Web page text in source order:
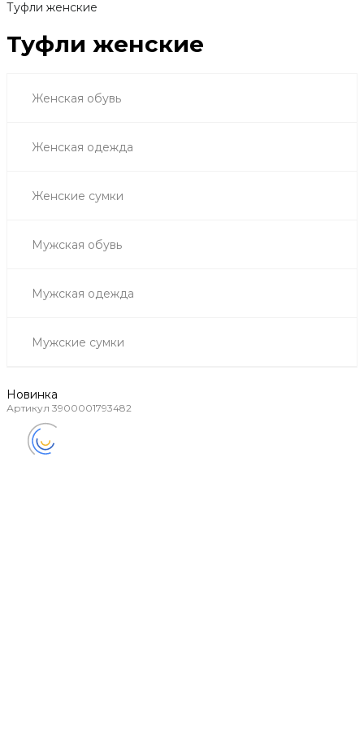
Туфли женские
Туфли женские
Женская обувь
Женская одежда
Женские сумки
Мужская обувь
Мужская одежда
Мужские сумки
Новинка
Артикул 3900001793482